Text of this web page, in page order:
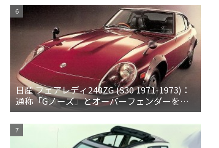
日産 フェアレディ240ZG (S30 1971-1973)：
通称「Gノーズ」とオーバーフェンダーを装
備した特別なZ